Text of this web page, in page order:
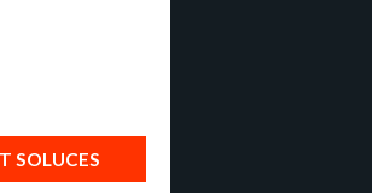
SOLUCES